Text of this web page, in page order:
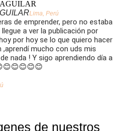
Lima, Perú
de emprender, pero no estaba
a ver la publicación por
por hoy se lo que quiero hacer
,aprendí mucho con uds mis
nada ! Y sigo aprendiendo día a
de nuestros